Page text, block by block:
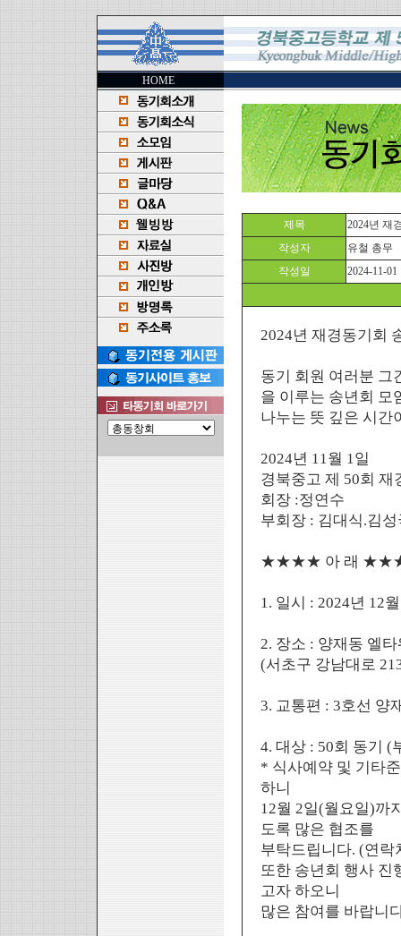
HOME
제목
2024년 재
작성자
유철 총무
작성일
2024-11-01
2024년 재경동기회
동기 회원 여러분 그
을 이루는 송년회 모
나누는 뜻 깊은 시간
2024년 11월 1일
경북중고 제 50회 재
회장 :정연수
부회장 : 김대식.김성
★★★★ 아 래
1. 일시 : 2024년 12
2. 장소 : 양재동 엘
(서초구 강남대로
3. 교통편 : 3호선 양
4. 대상 : 50회 동기 (
* 식사예약 및 기타
하니
12월 2일(월요일)까
도록 많은 협조를
부탁드립니다. (연락
또한 송년회 행사 진
고자 하오니
많은 참여를 바랍니